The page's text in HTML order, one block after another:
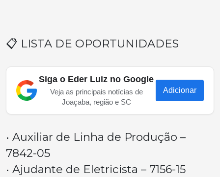
📋 LISTA DE OPORTUNIDADES
Siga o Eder Luiz no Google
Veja as principais notícias de
Joaçaba, região e SC
Adicionar
• Auxiliar de Linha de Produção –
7842-05
• Ajudante de Eletricista – 7156-15